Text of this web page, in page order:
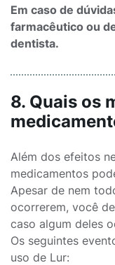
Em caso de
farmacêutico ou
dentista.
8. Quais os
Além dos efeitos
medicamentos
Apesar de nem
ocorrerem, você
caso algum deles
Os seguintes
uso de Lur: